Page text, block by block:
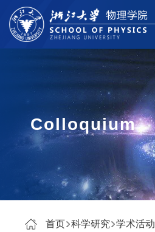
Colloquium
首页 科学研究 学术活动